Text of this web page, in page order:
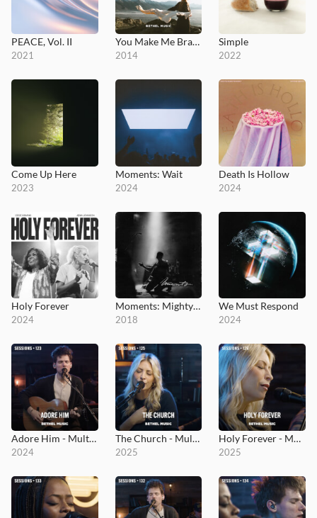
PEACE, Vol. II
2021
You Make Me Brave (Studio Version)
2014
Simple
2022
Come Up Here
2023
Moments: Wait
2024
Death Is Hollow
2024
Holy Forever
2024
Moments: Mighty Sound
2018
We Must Respond
2024
Adore Him - MultiTracks.com Session
2024
The Church - MultiTracks.com Session
2025
Holy Forever - MultiTracks.com Session
2025